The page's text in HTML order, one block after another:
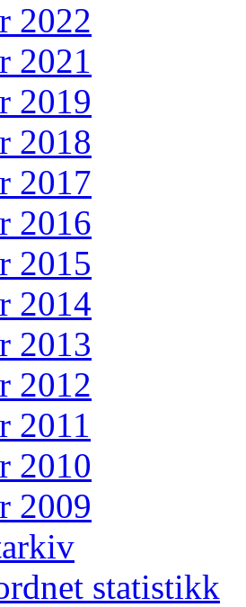
2022
2021
2019
2018
2017
2016
2015
2014
2013
2012
2011
2010
2009
statistikk